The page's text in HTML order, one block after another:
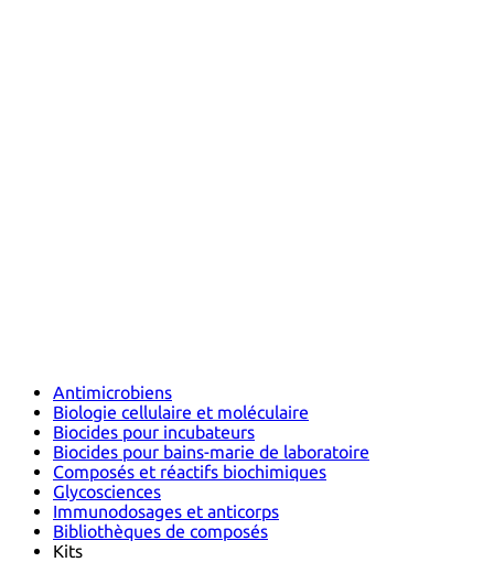
Antimicrobiens
Biologie cellulaire et moléculaire
Biocides pour incubateurs
Biocides pour bains-marie de laboratoire
Composés et réactifs biochimiques
Glycosciences
Immunodosages et anticorps
Bibliothèques de composés
Kits